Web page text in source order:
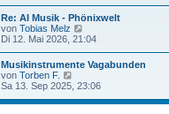
t
r
r
B
i
t
r
g
e
s
t
e
r
B
i
t
r
Re: AI Musik - Phönixwelt
von Tobias Melz
e
e
s
t
e
r
Di 12. Mai 2026, 21:04
Musikinstrumente Vagabunden
von Torben F.
e
e
Sa 13. Sep 2025, 23:06